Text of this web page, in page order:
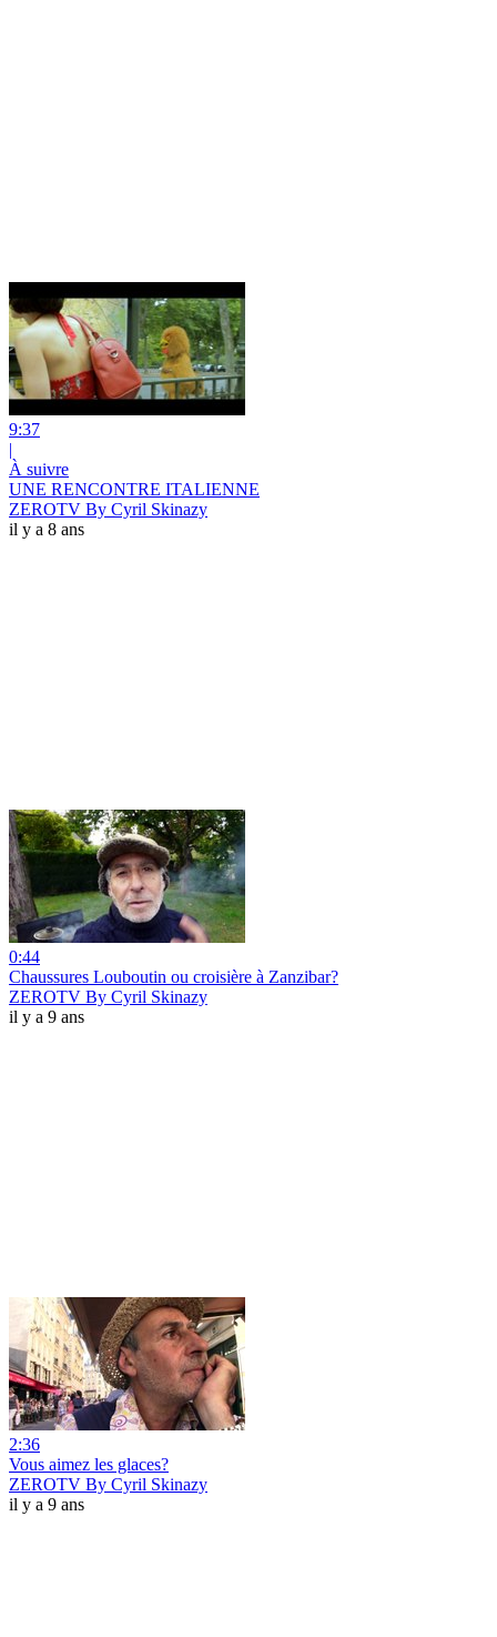
9:37
|
À suivre
UNE RENCONTRE ITALIENNE
ZEROTV By Cyril Skinazy
il y a 8 ans
0:44
Chaussures Louboutin ou croisière à Zanzibar?
ZEROTV By Cyril Skinazy
il y a 9 ans
2:36
Vous aimez les glaces?
ZEROTV By Cyril Skinazy
il y a 9 ans